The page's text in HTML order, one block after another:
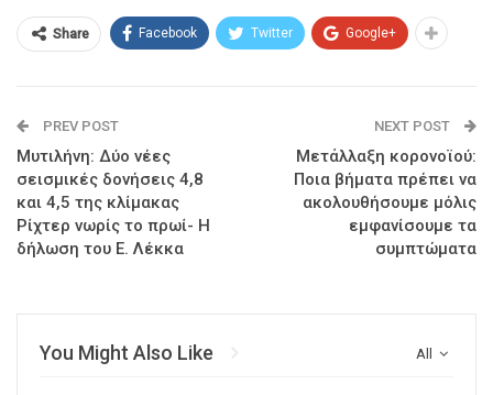
Share Facebook Twitter Google+
PREV POST
Μυτιλήνη: Δύο νέες
σεισμικές δονήσεις 4,8
και 4,5 της κλίμακας
Ρίχτερ νωρίς το πρωί- Η
δήλωση του Ε. Λέκκα
NEXT POST
Μετάλλαξη κορονοϊού:
Ποια βήματα πρέπει να
ακολουθήσουμε μόλις
εμφανίσουμε τα
συμπτώματα
All
You Might Also Like